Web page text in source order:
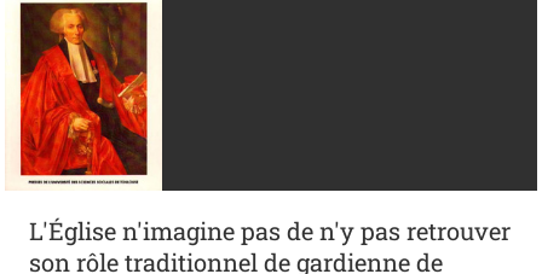
L'Église n'imagine pas de n'y pas retrouver
son rôle traditionnel de gardienne de